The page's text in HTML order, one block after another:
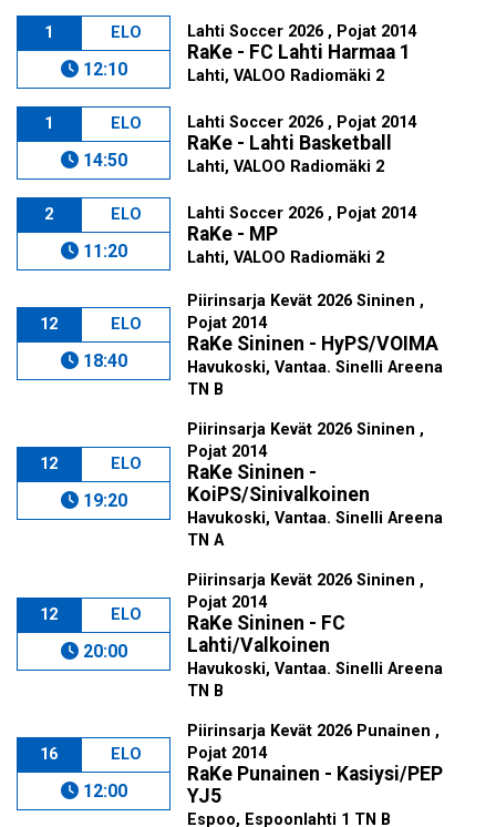
1 ELO
12:10
Lahti Soccer 2026 , Pojat 2014
RaKe - FC Lahti Harmaa 1
Lahti, VALOO Radiomäki 2
1 ELO
14:50
Lahti Soccer 2026 , Pojat 2014
RaKe - Lahti Basketball
Lahti, VALOO Radiomäki 2
2 ELO
11:20
Lahti Soccer 2026 , Pojat 2014
RaKe - MP
Lahti, VALOO Radiomäki 2
12 ELO
18:40
Piirinsarja Kevät 2026 Sininen ,
Pojat 2014
RaKe Sininen - HyPS/VOIMA
Havukoski, Vantaa. Sinelli Areena
TN B
12 ELO
19:20
Piirinsarja Kevät 2026 Sininen ,
Pojat 2014
RaKe Sininen -
KoiPS/Sinivalkoinen
Havukoski, Vantaa. Sinelli Areena
TN A
12 ELO
20:00
Piirinsarja Kevät 2026 Sininen ,
Pojat 2014
RaKe Sininen - FC
Lahti/Valkoinen
Havukoski, Vantaa. Sinelli Areena
TN B
16 ELO
12:00
Piirinsarja Kevät 2026 Punainen ,
Pojat 2014
RaKe Punainen - Kasiysi/PEP
YJ5
Espoo, Espoonlahti 1 TN B